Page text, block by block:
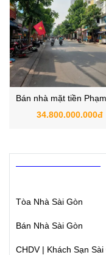
Bán nhà mặt tiền Phạm
Bạch Gò Vấp – Mặt
34.800.000.000đ
Tòa Nhà Sài Gòn
Bán Nhà Sài Gòn
CHDV | Khách Sạn Sài